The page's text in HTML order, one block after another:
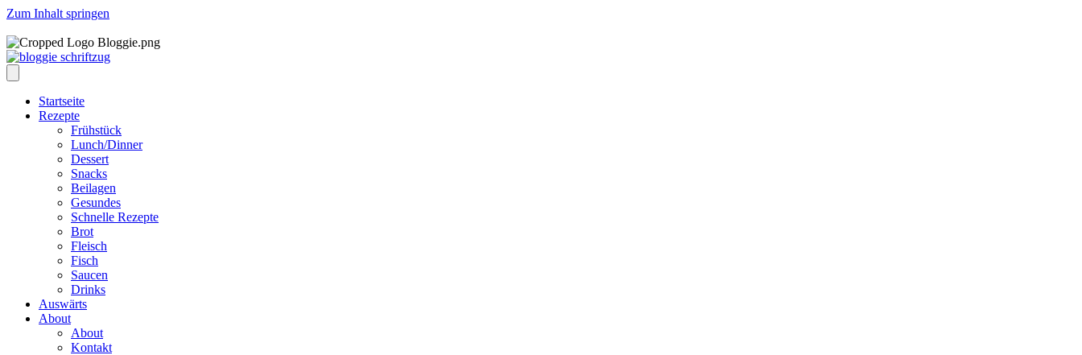
Zum Inhalt springen
Startseite
Rezepte
Frühstück
Lunch/Dinner
Dessert
Snacks
Beilagen
Gesundes
Schnelle Rezepte
Brot
Fleisch
Fisch
Saucen
Drinks
Auswärts
About
About
Kontakt